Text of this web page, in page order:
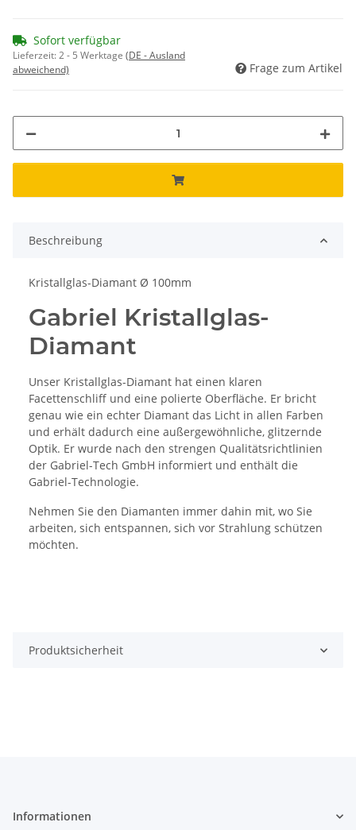
Sofort verfügbar
Lieferzeit:2 - 5 Werktage (DE - Ausland
abweichend)
Frage zum Artikel
Beschreibung
Kristallglas-Diamant Ø 100mm
Gabriel Kristallglas-
Diamant
Unser Kristallglas-Diamant hat einen klaren
Facettenschliff und eine polierte Oberfläche. Er bricht
genau wie ein echter Diamant das Licht in allen Farben
und erhält dadurch eine außergewöhnliche, glitzernde
Optik. Er wurde nach den strengen Qualitätsrichtlinien
der Gabriel-Tech GmbH informiert und enthält die
Gabriel-Technologie.
Nehmen Sie den Diamanten immer dahin mit, wo Sie
arbeiten, sich entspannen, sich vor Strahlung schützen
möchten.
Produktsicherheit
Informationen